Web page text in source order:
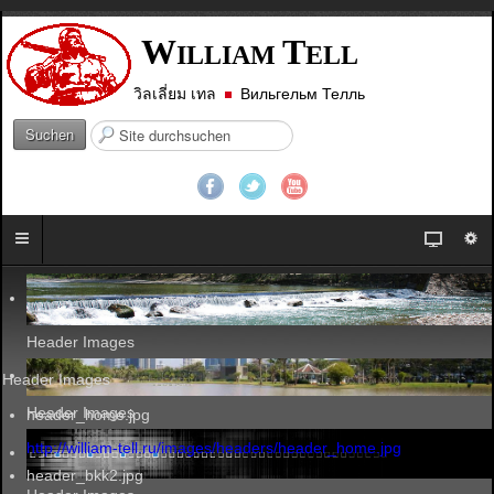
WILLIAM TELL
วิลเลี่ยม เทล Вильгельм Телль
Suchen
S
e
.
.
.
Header Images
Header Images
Header Images
header_home.jpg
http://william-tell.ru/images/headers/header_home.jpg
header_bkk2.jpg